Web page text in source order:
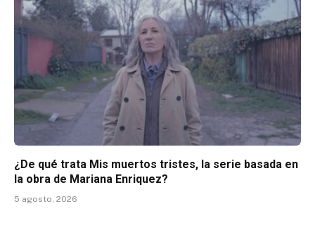
¿De qué trata Mis muertos tristes, la serie basada en
la obra de Mariana Enriquez?
5 agosto, 2026